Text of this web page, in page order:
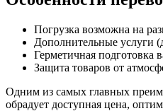
Погрузка возможна на
Дополнительные услуги
Герметичная подготовка
Защита товаров от
Одним из самых главных
обрадует доступная цена,